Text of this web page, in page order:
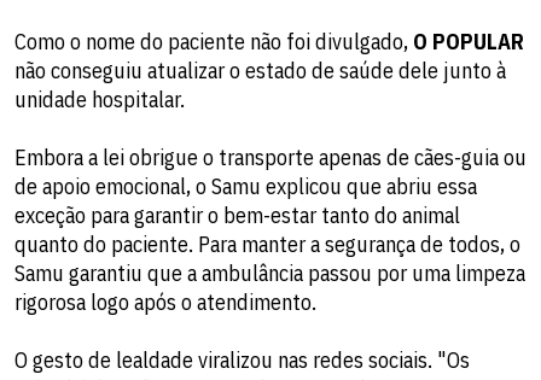
Como o nome do paciente não foi divulgado, O POPULAR
não conseguiu atualizar o estado de saúde dele junto à
unidade hospitalar.
Embora a lei obrigue o transporte apenas de cães-guia ou
de apoio emocional, o Samu explicou que abriu essa
exceção para garantir o bem-estar tanto do animal
quanto do paciente. Para manter a segurança de todos, o
Samu garantiu que a ambulância passou por uma limpeza
rigorosa logo após o atendimento.
O gesto de lealdade viralizou nas redes sociais. "Os